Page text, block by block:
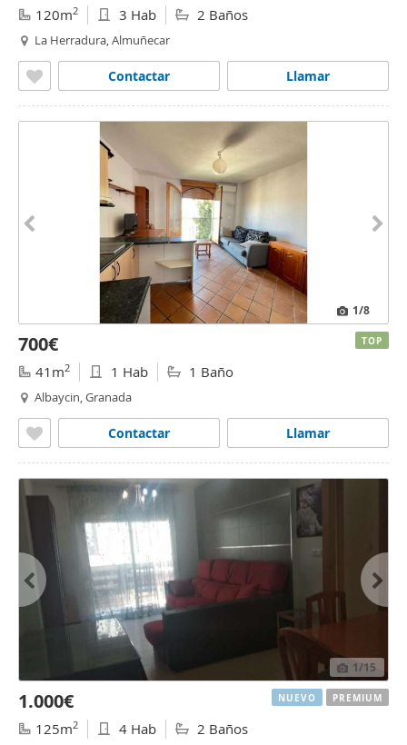
120m2 3 Hab 2 Baños
La Herradura, Almuñecar
Llamar
Contactar
1/8
700€
41m2 1 Hab 1 Baño
Albaycin, Granada
Llamar
Contactar
TOP
1/15
1.000€
125m2 4 Hab 2 Baños
NUEVO PREMIUM